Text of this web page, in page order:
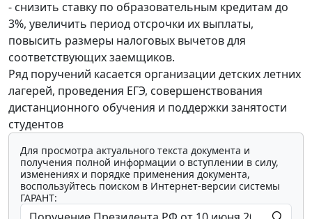
- снизить ставку по образовательным кредитам до
3%, увеличить период отсрочки их выплаты,
повысить размеры налоговых вычетов для
соответствующих заемщиков.
Ряд поручений касается организации детских летних
лагерей, проведения ЕГЭ, совершенствования
дистанционного обучения и поддержки занятости
студентов
Для просмотра актуального текста документа и
получения полной информации о вступлении в силу,
изменениях и порядке применения документа,
воспользуйтесь поиском в Интернет-версии системы
ГАРАНТ: